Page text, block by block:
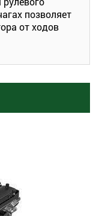
позволяет
от ходов